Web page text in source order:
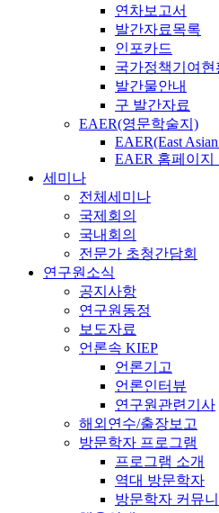
연차보고서
발간자료목록
인포카드
국가정책기여현
발간물안내
구 발간자료
EAER(영문학술지)
EAER(East
EAER 홈페이지
세미나
전체세미나
국제회의
국내회의
전문가 초청간담회
연구원소식
공지사항
연구원동정
보도자료
언론속 KIEP
언론기고
언론인터뷰
연구원관련기사
해외연수/출장보고
방문학자 프로그램
프로그램 소개
역대 방문학자
방문학자 커뮤니